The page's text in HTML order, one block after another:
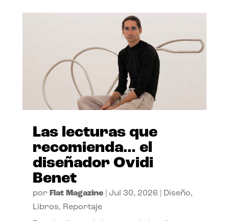
Las lecturas que
recomienda… el
diseñador Ovidi
Benet
por Flat Magazine| Jul 30, 2026 Diseño,
Libros, Reportaje